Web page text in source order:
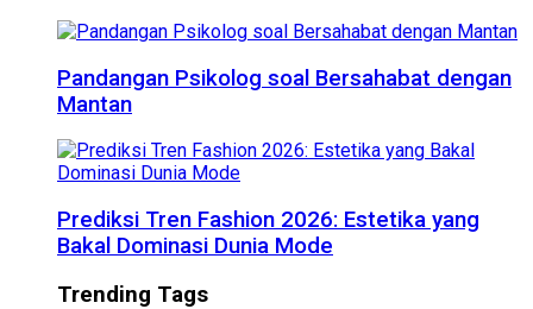
Pandangan Psikolog soal Bersahabat dengan
Mantan
Prediksi Tren Fashion 2026: Estetika yang
Bakal Dominasi Dunia Mode
Trending Tags